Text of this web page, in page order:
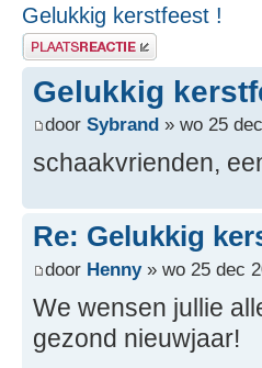
Gelukkig kerstfeest !
Plaats een reactie
Gelukkig
door Sybrand » wo 25
schaakvrienden,
Re: Gelukkig
door Henny» wo 25 dec
We wensen jullie
gezond nieuwjaar!